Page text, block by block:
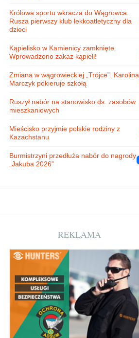
Królowa sportu wkracza do Wągrowca.
Rusza pierwszy klub lekkoatletyczny dla
dzieci
Kąpielisko w Kamienicy zamknięte.
Wprowadzono zakaz kąpieli!
Zmiana w wągrowieckiej „Trójce”. Karolina
Marczyk pokieruje szkołą
Ruszył nabór na stanowisko ds. zasobów
mieszkaniowych
Mieścisko przyjmie polskie rodziny z
Kazachstanu
Burmistrzyni przedłuża nabór do nagrody
„Jakuba 2026”
REKLAMA